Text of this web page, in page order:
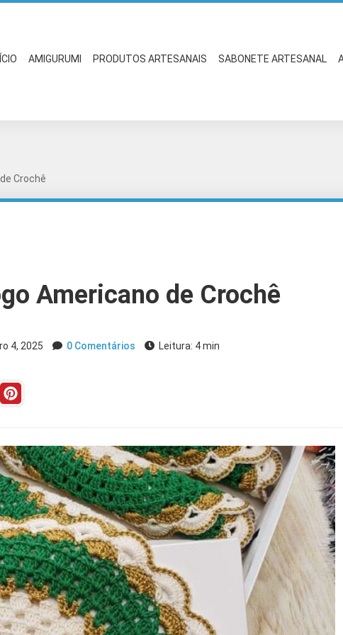
AMIGURUMI PRODUTOS ARTESANAIS SABONETE ARTESANAL
Crochê
Americano de Crochê
4, 2025 0 Comentários Leitura: 4 min